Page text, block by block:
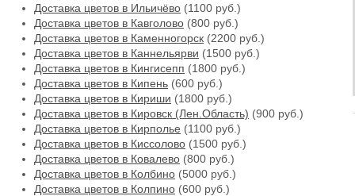
Доставка цветов в Ильичёво (1100 руб.)
Доставка цветов в Кавголово (800 руб.)
Доставка цветов в Каменногорск (2200 руб.)
Доставка цветов в Каннельярви (1500 руб.)
Доставка цветов в Кингисепп (1800 руб.)
Доставка цветов в Кипень (600 руб.)
Доставка цветов в Кириши (1800 руб.)
Доставка цветов в Кировск (Лен.Область) (900 руб.)
Доставка цветов в Кирполье (1100 руб.)
Доставка цветов в Киссолово (1500 руб.)
Доставка цветов в Ковалево (800 руб.)
Доставка цветов в Колбино (5000 руб.)
Доставка цветов в Колпино (600 руб.)